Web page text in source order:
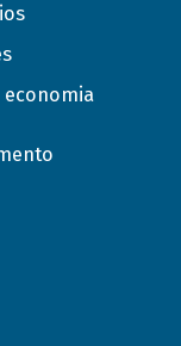
economia